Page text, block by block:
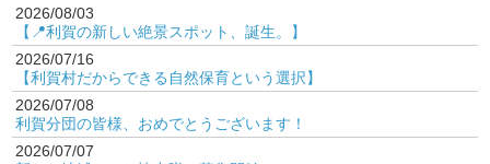
2026/08/03
【📍利賀の新しい絶景スポット、誕生。】
2026/07/16
【利賀村だからできる自然保育という選択】
2026/07/08
利賀分団の皆様、おめでとうございます！
2026/07/07